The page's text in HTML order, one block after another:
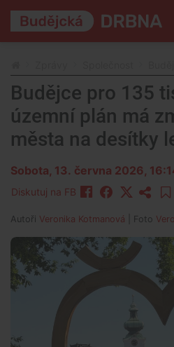
Budějce pro 135
územní plán má
města na desítky
Sobota, 13. června 2026,
Diskutuj na FB
Autoři Veronika Kotmanová | Foto